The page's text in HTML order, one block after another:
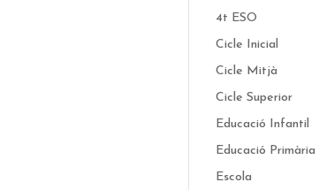
4t ESO
Cicle Inicial
Cicle Mitjà
Cicle Superior
Educació Infantil
Educació Primària
Escola